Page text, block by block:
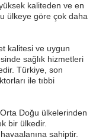
kaliteden ve en
ülkeye göre çok daha
kalitesi ve uygun
sağlık hizmetleri
Türkiye, son
ile tıbbi
Doğu ülkelerinden
bir ülkedir.
sahiptir.